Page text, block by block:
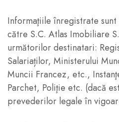
Informaţiile înregistrate
către S.C. Atlas Imobiliare
următorilor destinatari:
Salariaților, Ministerului
Muncii Francez, etc.,
Parchet, Poliţie etc. (dacă
prevederilor legale în